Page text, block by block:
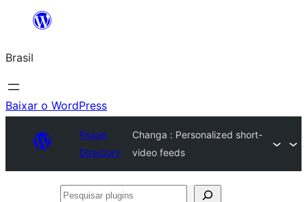
o
conteúdo
Brasil
Baixar o WordPress
Plugin
Directory
Changa : Personalized short-
video feeds
Pesquisar